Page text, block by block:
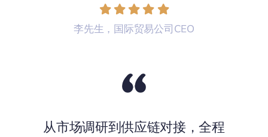
李先生，国际贸易公司CEO
从市场调研到供应链对接，全程